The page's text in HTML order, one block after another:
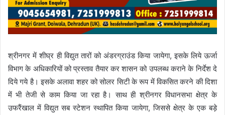
श्रीनगर में शीघ्र ही विद्युत तारों को अंडरग्राउंड किया जायेगा, इसके लिये ऊर्जा
विभाग के अधिकारियों को प्रस्ताव तैयार कर शासन को उपलब्ध कराने के निर्देश दे
दिये गये है। इसके अलावा शहर को सोलर सिटी के रूप में विकसित करने की दिशा
में भी तेजी से काम किया जा रहा है। साथ ही श्रीनगर विधानसभा क्षेत्र के
उफरैंखाल में विद्युत सब स्टेशन स्थापित किया जायेगा, जिससे क्षेत्र के एक बड़े